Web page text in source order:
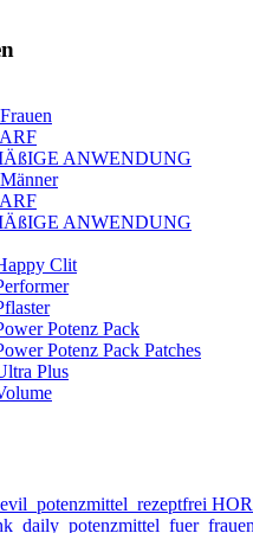
ANWENDUNG
ANWENDUNG
Clit
Potenz Pack
Potenz Pack Patches
Plus